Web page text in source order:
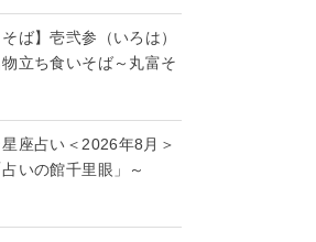
そば】壱弐参（いろは）
立ち食いそば～丸富そ
座占い＜2026年8月＞
いの館千里眼」～